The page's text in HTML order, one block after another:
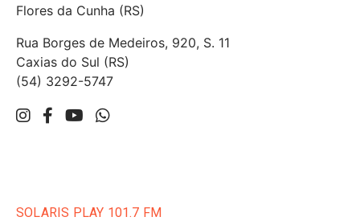
Flores da Cunha (RS)
Rua Borges de Medeiros, 920, S. 11
Caxias do Sul (RS)
(54) 3292-5747
SOLARIS PLAY 101.7 FM